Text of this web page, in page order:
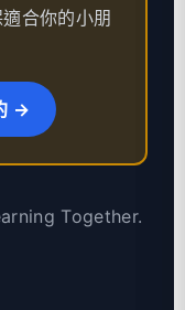
適合你的小朋
→
Together.